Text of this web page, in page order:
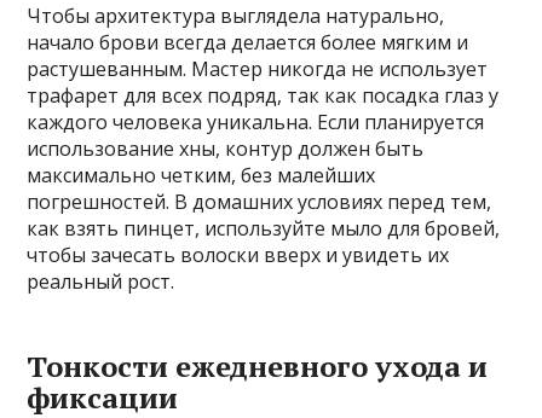
Чтобы архитектура выглядела натурально,
начало брови всегда делается более мягким и
растушеванным. Мастер никогда не использует
трафарет для всех подряд, так как посадка глаз у
каждого человека уникальна. Если планируется
использование хны, контур должен быть
максимально четким, без малейших
погрешностей. В домашних условиях перед тем,
как взять пинцет, используйте мыло для бровей,
чтобы зачесать волоски вверх и увидеть их
реальный рост.
Тонкости ежедневного ухода и
фиксации